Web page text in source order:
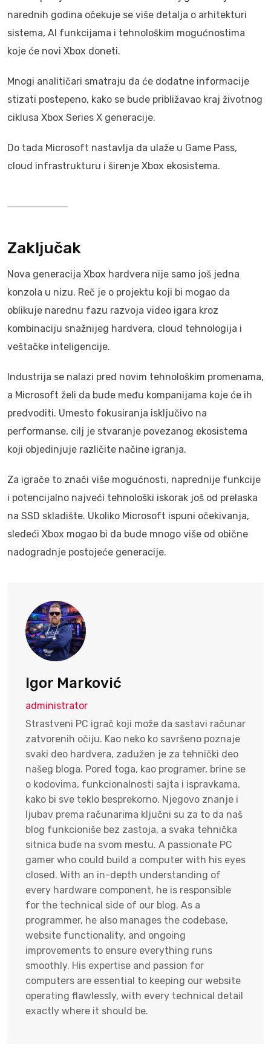
narednih godina očekuje se više detalja o arhitekturi
sistema, AI funkcijama i tehnološkim mogućnostima
koje će novi Xbox doneti.
Mnogi analitičari smatraju da će dodatne informacije
stizati postepeno, kako se bude približavao kraj životnog
ciklusa Xbox Series X generacije.
Do tada Microsoft nastavlja da ulaže u Game Pass,
cloud infrastrukturu i širenje Xbox ekosistema.
Zaključak
Nova generacija Xbox hardvera nije samo još jedna
konzola u nizu. Reč je o projektu koji bi mogao da
oblikuje narednu fazu razvoja video igara kroz
kombinaciju snažnijeg hardvera, cloud tehnologija i
veštačke inteligencije.
Industrija se nalazi pred novim tehnološkim promenama,
a Microsoft želi da bude među kompanijama koje će ih
predvoditi. Umesto fokusiranja isključivo na
performanse, cilj je stvaranje povezanog ekosistema
koji objedinjuje različite načine igranja.
Za igrače to znači više mogućnosti, naprednije funkcije
i potencijalno najveći tehnološki iskorak još od prelaska
na SSD skladište. Ukoliko Microsoft ispuni očekivanja,
sledeći Xbox mogao bi da bude mnogo više od obične
nadogradnje postojeće generacije.
Igor Marković
administrator
Strastveni PC igrač koji može da sastavi računar
zatvorenih očiju. Kao neko ko savršeno poznaje
svaki deo hardvera, zadužen je za tehnički deo
našeg bloga. Pored toga, kao programer, brine se
o kodovima, funkcionalnosti sajta i ispravkama,
kako bi sve teklo besprekorno. Njegovo znanje i
ljubav prema računarima ključni su za to da naš
blog funkcioniše bez zastoja, a svaka tehnička
sitnica bude na svom mestu. A passionate PC
gamer who could build a computer with his eyes
closed. With an in-depth understanding of
every hardware component, he is responsible
for the technical side of our blog. As a
programmer, he also manages the codebase,
website functionality, and ongoing
improvements to ensure everything runs
smoothly. His expertise and passion for
computers are essential to keeping our website
operating flawlessly, with every technical detail
exactly where it should be.